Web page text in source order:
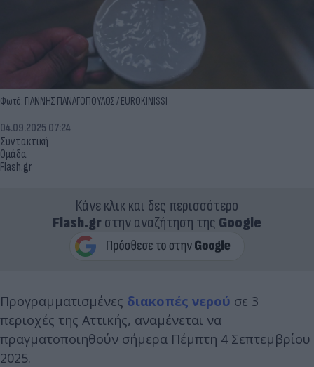
Φωτό: ΓΙΑΝΝΗΣ ΠΑΝΑΓΟΠΟΥΛΟΣ / EUROKINISSI
Συντακτική
Ομάδα
Flash.gr
04.09.2025 07:24
Κάνε κλικ και δες περισσότερο
Flash.grστην αναζήτηση της Google
Προγραμματισμένες διακοπές νερού σε 3
περιοχές της Αττικής, αναμένεται να
πραγματοποιηθούν σήμερα Πέμπτη 4 Σεπτεμβρίου
2025.